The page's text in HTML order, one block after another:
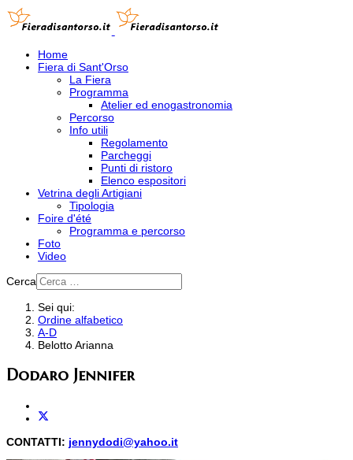
Home
Fiera di Sant'Orso
La Fiera
Programma
Atelier ed enogastronomia
Percorso
Info utili
Regolamento
Parcheggi
Punti di ristoro
Elenco espositori
Vetrina degli Artigiani
Tipologia
Foire d'été
Programma e percorso
Foto
Video
Cerca
Sei qui:
Ordine alfabetico
A-D
Belotto Arianna
Dodaro Jennifer
CONTATTI: jennydodi@yahoo.it